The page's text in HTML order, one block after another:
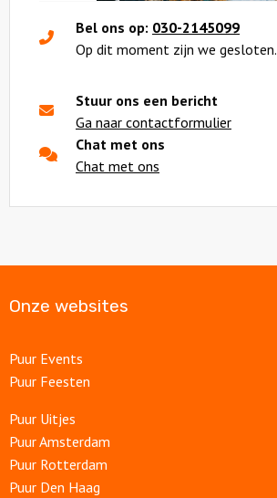
Bel ons op: 030-2145099
Op dit moment zijn we gesloten.
Stuur ons een bericht
Ga naar contactformulier
Chat met ons
Chat met ons
Onze websites
Puur Events
Puur Feesten
Puur Uitjes
Puur Amsterdam
Puur Rotterdam
Puur Den Haag